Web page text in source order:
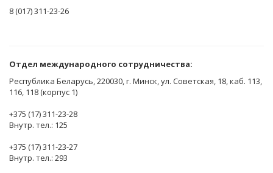
8 (017) 311-23-26
Отдел международного сотрудничества:
Республика Беларусь, 220030, г. Минск, ул. Советская, 18, каб. 113,
116, 118 (корпус 1)
+375 (17) 311-23-28
Внутр. тел.: 125
+375 (17) 311-23-27
Внутр. тел.: 293